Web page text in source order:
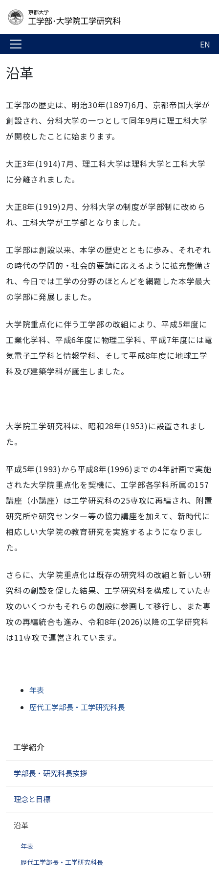
EN
沿革
工学部の歴史は、明治30年(1897)6月、京都帝国大学が
創設され、分科大学の一つとして同年9月に理工科大学
が開校したことに始まります。
大正3年(1914)7月、理工科大学は理科大学と工科大学
に分離されました。
大正8年(1919)2月、分科大学の制度が学部制に改めら
れ、工科大学が工学部となりました。
工学部は創設以来、本学の歴史とともに歩み、それぞれ
の時代の学問的・社会的要請に応えるように拡充整備さ
れ、今日では工学の分野のほとんどを網羅した本学最大
の学部に発展しました。
大学院重点化に伴う工学部の改組により、平成5年度に
工業化学科、平成6年度に物理工学科、平成7年度には電
気電子工学科と情報学科、そして平成8年度に地球工学
科及び建築学科が誕生しました。
大学院工学研究科は、昭和28年(1953)に設置されまし
た。
平成5年(1993)から平成8年(1996)までの4年計画で実施
された大学院重点化を契機に、工学部各学科所属の157
講座（小講座）は工学研究科の25専攻に再編され、附置
研究所や研究センター等の協力講座を加えて、新時代に
相応しい大学院の教育研究を実施するようになりまし
た。
さらに、大学院重点化は既存の研究科の改組と新しい研
究科の創設を促した結果、工学研究科を構成していた専
攻のいくつかもそれらの創設に参画して移行し、また専
攻の再編統合も進み、令和8年(2026)以降の工学研究科
は11専攻で運営されています。
年表
歴代工学部長・工学研究科長
ゲ
シ
ン
工学紹介
学部長・研究科長挨拶
理念と目標
沿革
年表
歴代工学部長・工学研究科長